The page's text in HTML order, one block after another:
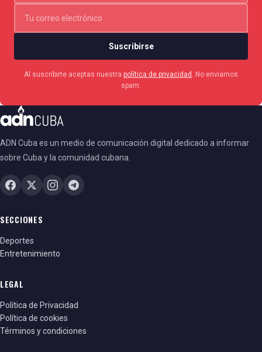
Suscribirse
Al suscribirte aceptas nuestra política de privacidad
. No enviamos
spam.
ADN Cuba es un medio de comunicación digital dedicado a informar
sobre Cuba y la comunidad cubana.
SECCIONES
Deportes
Entretenimiento
LEGAL
Política de Privacidad
Política de cookies
Términos y condiciones